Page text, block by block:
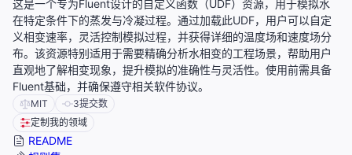
这是一个专为Fluent设计的自定义函数（UDF）资源，用于模拟水
在特定条件下的蒸发与冷凝过程。通过加载此UDF，用户可以自定
义相变速率，灵活控制模拟过程，并获得详细的温度场和速度场分
布。该资源特别适用于需要精确分析水相变的工程场景，帮助用户
直观地了解相变现象，提升模拟的准确性与灵活性。使用前需具备
Fluent基础，并确保遵守相关软件协议。
MIT 3提交数
定制我的领域
README